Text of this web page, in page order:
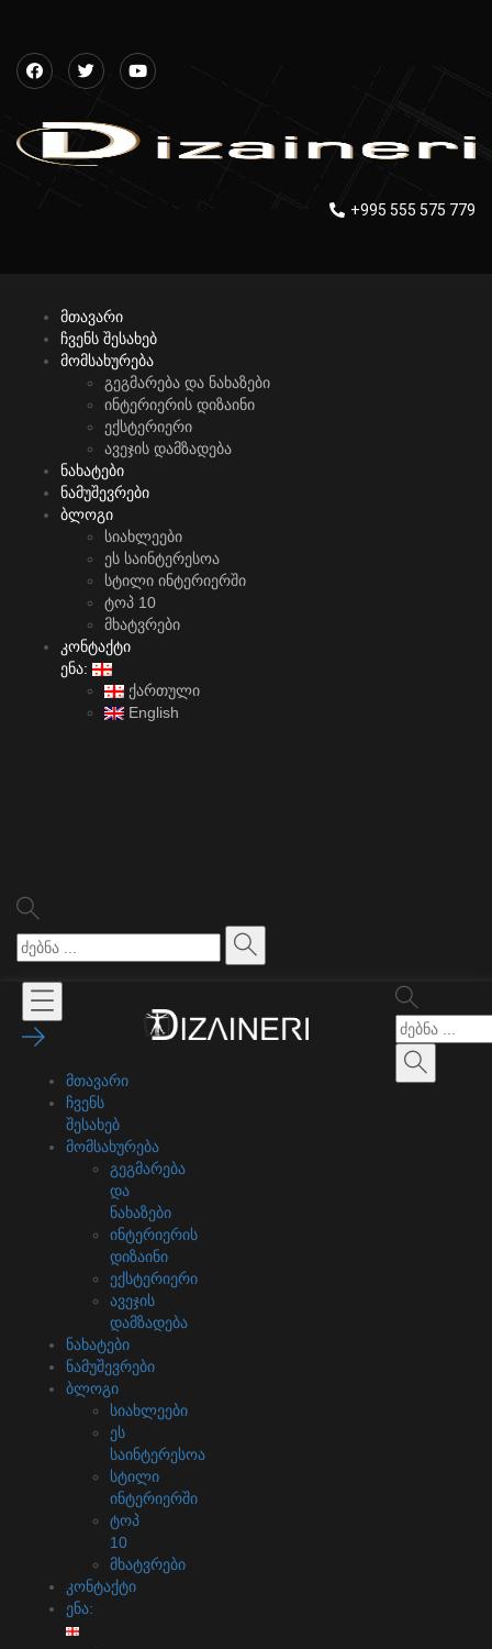
+995 555 575 779
მთავარი
ჩვენს შესახებ
მომსახურება
გეგმარება და ნახაზები
ინტერიერის დიზაინი
ექსტერიერი
ავეჯის დამზადება
ნახატები
ნამუშევრები
ბლოგი
სიახლეები
ეს საინტერესოა
სტილი ინტერიერში
ტოპ 10
მხატვრები
კონტაქტი
ენა:
ქართული
English
მთავარი
ჩვენს
შესახებ
მომსახურება
გეგმარება
და
ნახაზები
ინტერიერის
დიზაინი
ექსტერიერი
ავეჯის
დამზადება
ნახატები
ნამუშევრები
ბლოგი
სიახლეები
ეს
საინტერესოა
სტილი
ინტერიერში
ტოპ
10
მხატვრები
კონტაქტი
ენა: